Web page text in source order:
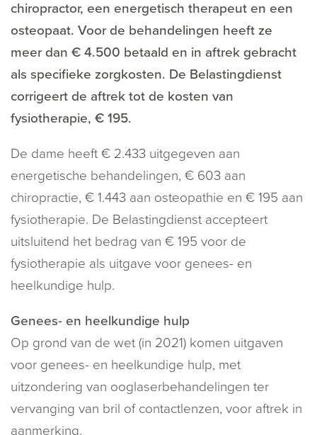
chiropractor, een energetisch therapeut en een
osteopaat. Voor de behandelingen heeft ze
meer dan € 4.500 betaald en in aftrek gebracht
als specifieke zorgkosten. De Belastingdienst
corrigeert de aftrek tot de kosten van
fysiotherapie, € 195.
De dame heeft € 2.433 uitgegeven aan
energetische behandelingen, € 603 aan
chiropractie, € 1.443 aan osteopathie en € 195 aan
fysiotherapie. De Belastingdienst accepteert
uitsluitend het bedrag van € 195 voor de
fysiotherapie als uitgave voor genees- en
heelkundige hulp.
Genees- en heelkundige hulp
Op grond van de wet (in 2021) komen uitgaven
voor genees- en heelkundige hulp, met
uitzondering van ooglaserbehandelingen ter
vervanging van bril of contactlenzen, voor aftrek in
aanmerking.